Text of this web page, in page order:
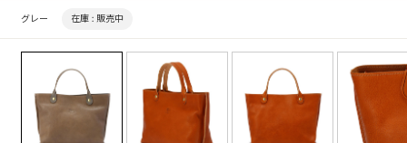
グレー 在庫 : 販売中